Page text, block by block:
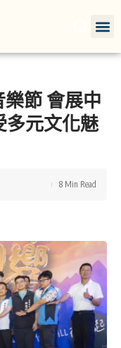
節 會展中
多元文化魅
8 Min Read